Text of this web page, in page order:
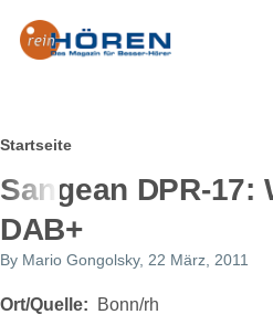
Pfadnavigation
Startseite
Sangean DPR-17:
DAB+
By Mario Gongolsky, 22 März, 2011
Ort/Quelle Bonn/rh